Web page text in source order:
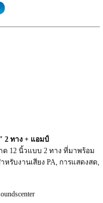
2 ทาง + แอมป์
ด 12 นิ้วแบบ 2 ทาง ที่มาพร้อม
รับงานเสียง PA, การแสดงสด,